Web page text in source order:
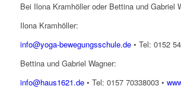
Bei Ilona Kramhöller oder Bettina und Gabriel
Ilona Kramhöller:
info@yoga-bewegungsschule.de• Tel: 0152
Bettina und Gabriel Wagner:
info@haus1621.de• Tel: 0157 70338003 •